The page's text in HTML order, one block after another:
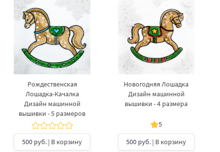
Рождественская
Лошадка-Качалка
Дизайн машинной
вышивки - 5 размеров
500 руб. | В корзину
Новогодняя Лошадка
Дизайн машинной
вышивки - 4 размера
5
500 руб. | В корзину